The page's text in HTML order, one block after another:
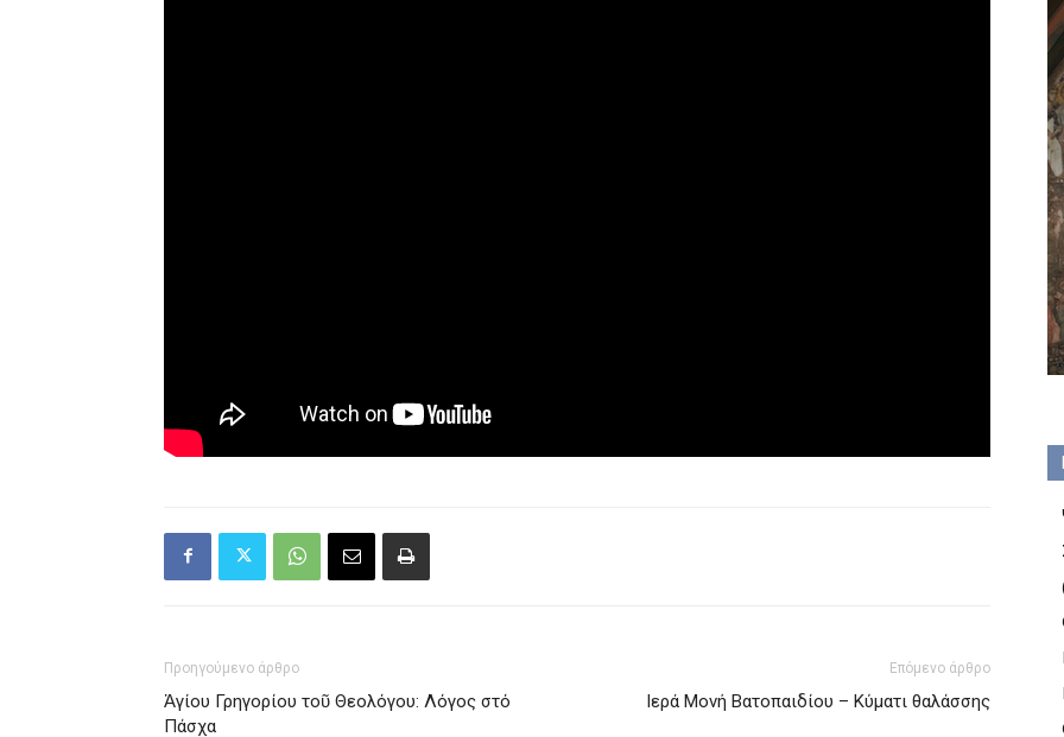
Προηγούμενο άρθρο
Ἁγίου Γρηγορίου τοῦ Θεολόγου: Λόγος στό
Πάσχα
Επόμενο άρθρο
Ιερά Μονή Βατοπαιδίου – Κύματι θαλάσσης